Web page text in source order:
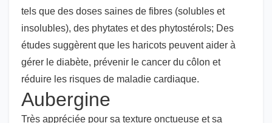
tels que des doses saines de fibres (solubles et
insolubles), des phytates et des phytostérols; Des
études suggèrent que les haricots peuvent aider à
gérer le diabète, prévenir le cancer du côlon et
réduire les risques de maladie cardiaque.
Aubergine
Très appréciée pour sa texture onctueuse et sa